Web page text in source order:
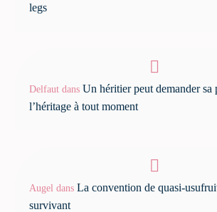
legs
Delfaut dans Un héritier peut demander sa
l’héritage à tout moment
Augel dans La convention de quasi-
survivant